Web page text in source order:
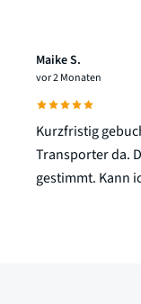
Maike S.
vor 2 Monaten
Kurzfristig
Transporter da.
gestimmt. Kann